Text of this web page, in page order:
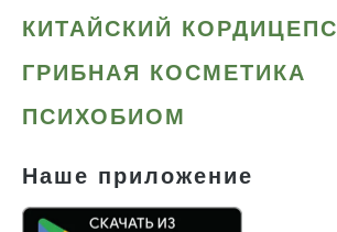
КИТАЙСКИЙ КОРДИЦЕПС
ГРИБНАЯ КОСМЕТИКА
ПСИХОБИОМ
Наше приложение